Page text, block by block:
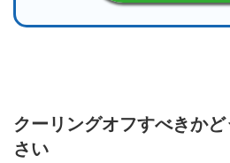
クーリングオフすべきか
さい